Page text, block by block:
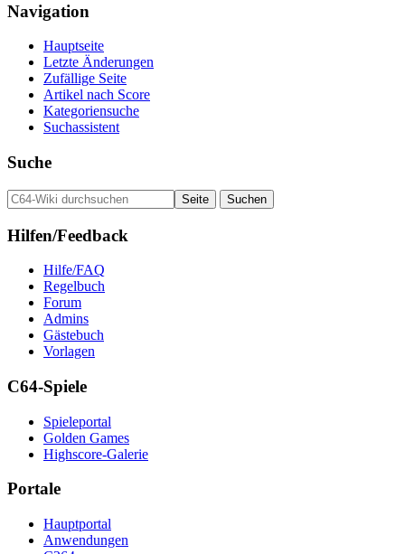
Navigation
Hauptseite
Letzte Änderungen
Zufällige Seite
Artikel nach Score
Kategoriensuche
Suchassistent
Suche
Hilfen/Feedback
Hilfe/FAQ
Regelbuch
Forum
Admins
Gästebuch
Vorlagen
C64-Spiele
Spieleportal
Golden Games
Highscore-Galerie
Portale
Hauptportal
Anwendungen